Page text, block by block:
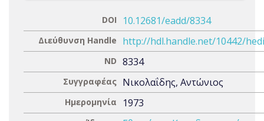
DOI 10.12681/eadd/8334
Διεύθυνση Handle http://hdl.handle.net/10442/
ND 8334
Συγγραφέας Νικολαΐδης, Αντώνιος
Ημερομηνία 1973